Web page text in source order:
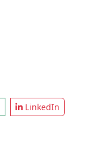
LinkedIn